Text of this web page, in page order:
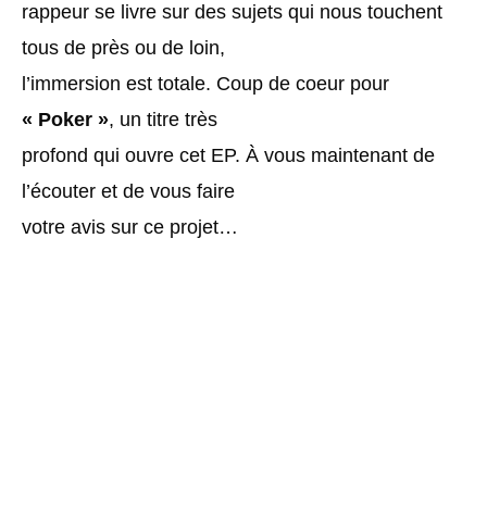
rappeur se livre sur des sujets qui nous touchent
tous de près ou de loin,
l’immersion est totale. Coup de coeur pour
« Poker », un titre très
profond qui ouvre cet EP. À vous maintenant de
l’écouter et de vous faire
votre avis sur ce projet…